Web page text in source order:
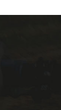
satsade helhjärtat
plagg som bärs av
Plaggen är